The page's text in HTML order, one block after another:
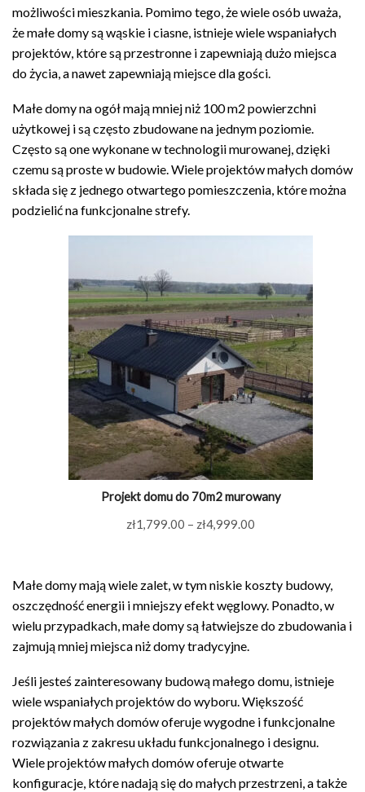
możliwości mieszkania. Pomimo tego, że wiele osób uważa,
że małe domy są wąskie i ciasne, istnieje wiele wspaniałych
projektów, które są przestronne i zapewniają dużo miejsca
do życia, a nawet zapewniają miejsce dla gości.
Małe domy na ogół mają mniej niż 100 m2 powierzchni
użytkowej i są często zbudowane na jednym poziomie.
Często są one wykonane w technologii murowanej, dzięki
czemu są proste w budowie. Wiele projektów małych domów
składa się z jednego otwartego pomieszczenia, które można
podzielić na funkcjonalne strefy.
Projekt domu do 70m2 murowany
zł1,799.00 – zł4,999.00
zł1,799.00
do
zł4,999.00
Małe domy mają wiele zalet, w tym niskie koszty budowy,
oszczędność energii i mniejszy efekt węglowy. Ponadto, w
wielu przypadkach, małe domy są łatwiejsze do zbudowania i
zajmują mniej miejsca niż domy tradycyjne.
Jeśli jesteś zainteresowany budową małego domu, istnieje
wiele wspaniałych projektów do wyboru. Większość
projektów małych domów oferuje wygodne i funkcjonalne
rozwiązania z zakresu układu funkcjonalnego i designu.
Wiele projektów małych domów oferuje otwarte
konfiguracje, które nadają się do małych przestrzeni, a także